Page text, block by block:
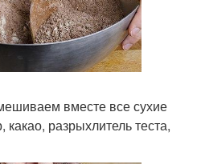
вместе все сухие
разрыхлитель теста,